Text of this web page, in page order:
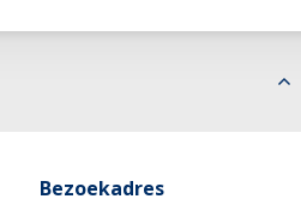
Bezoekadres